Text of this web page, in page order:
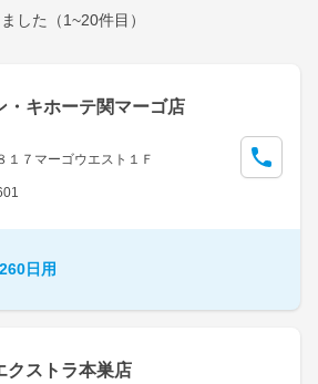
ちら
した （1~20件目）
・キホーテ関マーゴ店
１７マーゴウエスト１Ｆ
日用
クストラ本巣店